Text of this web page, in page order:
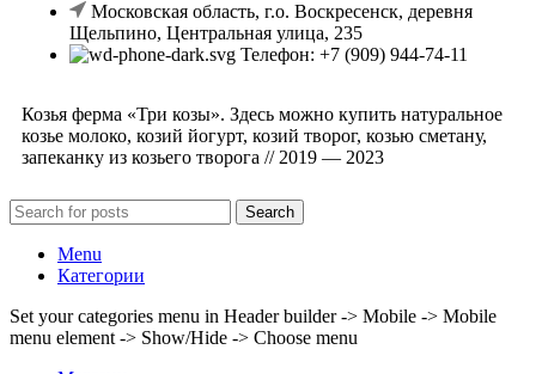
Московская область, г.о. Воскресенск, деревня
Щельпино, Центральная улица, 235
Телефон: +7 (909) 944-74-11
Козья ферма «Три козы». Здесь можно купить натуральное
козье молоко, козий йогурт, козий творог, козью сметану,
запеканку из козьего творога // 2019 — 2023
Search
Menu
Категории
Set your categories menu in Header builder -> Mobile -> Mobile
menu element -> Show/Hide -> Choose menu